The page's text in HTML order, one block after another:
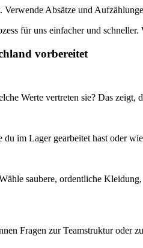
Absätze und
für uns einfacher und
vorbereitet
Werte vertreten sie? Das
im Lager gearbeitet hast oder
saubere, ordentliche
Fragen zur Teamstruktur oder